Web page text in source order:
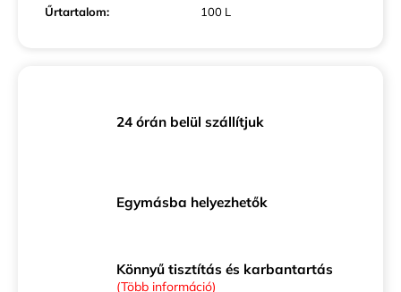
Űrtartalom: 100 L
24 órán belül szállítjuk
Egymásba helyezhetők
Könnyű tisztítás és karbantartás
(Több információ)